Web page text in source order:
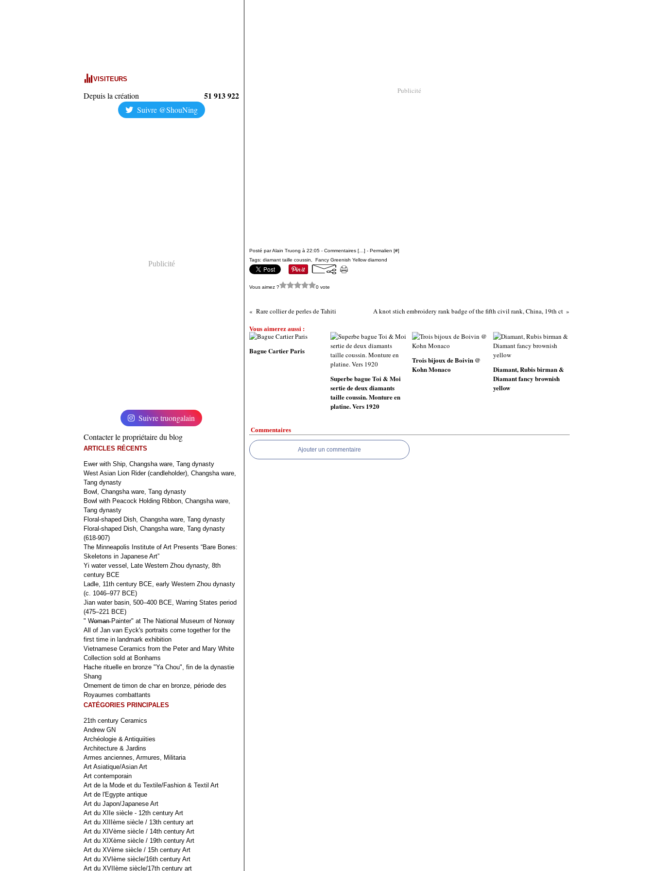
VISITEURS
Depuis la création 51 913 922
Suivre @ShouNing
Publicité
Suivre truongalain
Contacter le propriétaire du blog
ARTICLES RÉCENTS
Ewer with Ship, Changsha ware, Tang dynasty
West Asian Lion Rider (candleholder), Changsha ware,
Tang dynasty
Bowl, Changsha ware, Tang dynasty
Bowl with Peacock Holding Ribbon, Changsha ware,
Tang dynasty
Floral-shaped Dish, Changsha ware, Tang dynasty
Floral-shaped Dish, Changsha ware, Tang dynasty
(618-907)
The Minneapolis Institute of Art Presents “Bare Bones:
Skeletons in Japanese Art”
Yi water vessel, Late Western Zhou dynasty, 8th
century BCE
Ladle, 11th century BCE, early Western Zhou dynasty
(c. 1046–977 BCE)
Jian water basin, 500–400 BCE, Warring States period
(475–221 BCE)
" W̶o̶m̶a̶n̶ Painter" at The National Museum of Norway
All of Jan van Eyck's portraits come together for the
first time in landmark exhibition
Vietnamese Ceramics from the Peter and Mary White
Collection sold at Bonhams
Hache rituelle en bronze "Ya Chou", fin de la dynastie
Shang
Ornement de timon de char en bronze, période des
Royaumes combattants
CATÉGORIES PRINCIPALES
21th century Ceramics
Andrew GN
Archéologie & Antiquiities
Architecture & Jardins
Armes anciennes, Armures, Militaria
Art Asiatique/Asian Art
Art contemporain
Art de la Mode et du Textile/Fashion & Textil Art
Art de l'Egypte antique
Art du Japon/Japanese Art
Art du XIIe siècle - 12th century Art
Art du XIIIème siècle / 13th century art
Art du XIVème siècle / 14th century Art
Art du XIXème siècle / 19th century Art
Art du XVème siècle / 15h century Art
Art du XVIème siècle/16th century Art
Art du XVIIème siècle/17th century art
Publicité
Posté par Alain Truong à 22:05 - Commentaires [ ] - Permalien [#]
Tags: diamant taille coussin Fancy Greenish Yellow diamond
Vous aimez ? 0 vote
Rare collier de perles de Tahiti A knot stich embroidery rank badge of the fifth civil rank, China, 19th ct
Vous aimerez aussi :
Bague Cartier Paris
Superbe bague Toi & Moi
sertie de deux diamants
taille coussin. Monture en
platine. Vers 1920
Trois bijoux de Boivin @
Kohn Monaco
Diamant, Rubis birman &
Diamant fancy brownish
yellow
Commentaires
Ajouter un commentaire